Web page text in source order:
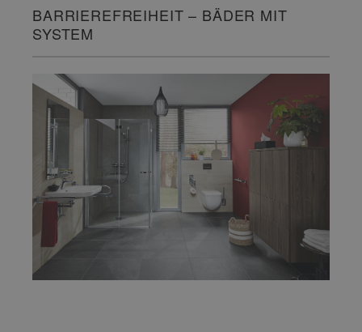
BARRIEREFREIHEIT – BÄDER MIT
SYSTEM